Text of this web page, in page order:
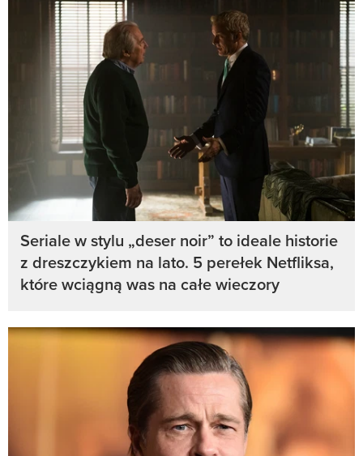
Seriale w stylu „deser noir” to ideale historie
z dreszczykiem na lato. 5 perełek Netfliksa,
które wciągną was na całe wieczory